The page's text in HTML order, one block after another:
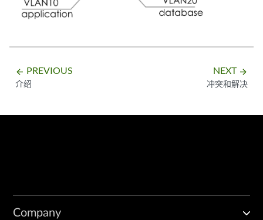
arrow_backward PREVIOUS
介绍
NEXT arrow_forward
冲突和解决
Company